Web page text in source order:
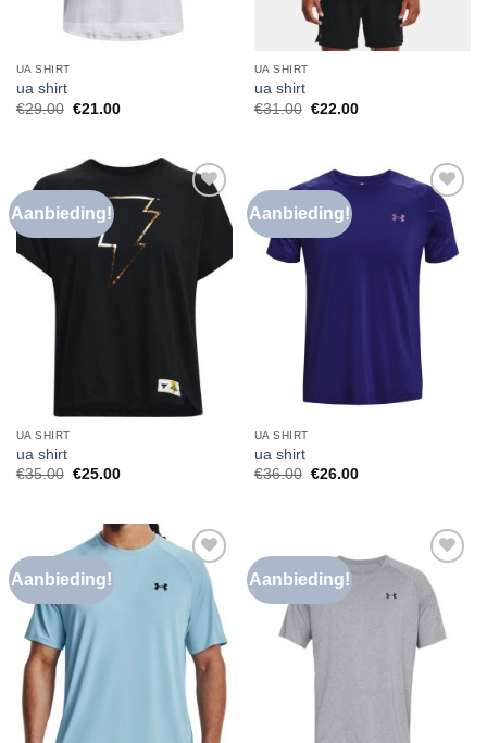
UA SHIRT
ua shirt
€29.00 €21.00
UA SHIRT
ua shirt
€31.00 €22.00
Aanbieding!
Toevoegen
UA SHIRT
ua shirt
€35.00 €25.00
Aanbieding!
Toevoegen
aan
verlanglijst
UA SHIRT
ua shirt
€36.00 €26.00
Aanbieding!
Toevoegen
verlanglijst
Aanbieding!
Toevoegen
aan
verlanglijst